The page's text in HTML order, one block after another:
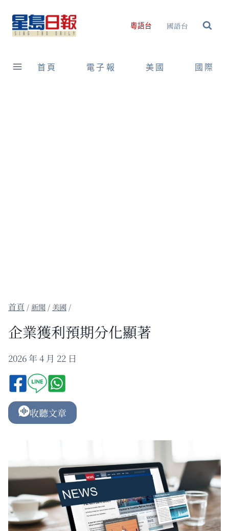
content
粵語台 國語台
首頁 電子報 美國 國際
/新聞 / 美國 /
企業獲利預期分化顯著
2026 年 4 月 22 日
收聽文章